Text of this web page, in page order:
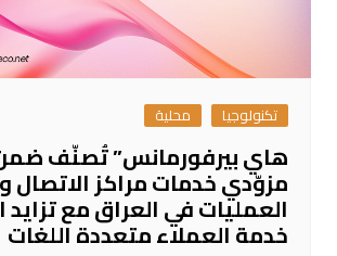
تكنولوجيا محلية
هاي بيرفورمانس” تُصنّف ضمن
مزوّدي خدمات مراكز الاتصال
العمليات في العراق مع
خدمة العملاء متعددة اللغات